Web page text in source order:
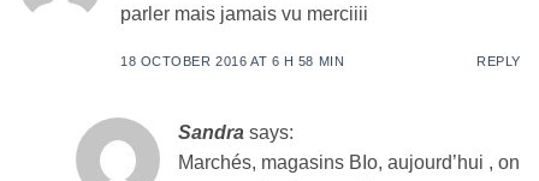
parler mais jamais vu merciiii
18 OCTOBER 2016 AT 6 H 58 MIN REPLY
Sandra says:
Marchés, magasins BIo, aujourd’hui , on